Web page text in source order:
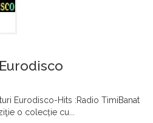
Eurodisco-Hits :Radio TimiBanat
o colecție cu...